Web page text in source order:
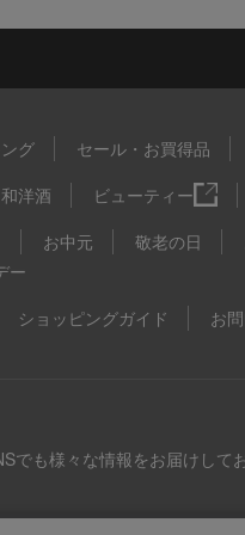
グ セール・お買得品
和洋酒 ビューティー
お中元 敬老の日
ー
ショッピングガイド お
でも様々な情報をお届けして